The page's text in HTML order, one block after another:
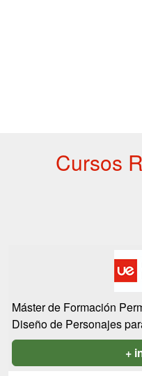
Cursos
Máster de Formación
Diseño de Personajes
+